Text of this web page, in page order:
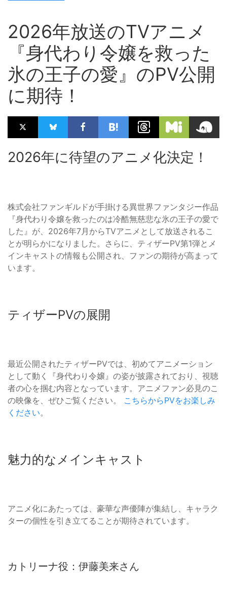
2026年放送のTVアニメ
『身代わり令嬢を救った
氷の王子の愛』のPV公開
に期待！
2026年に待望のアニメ化決定！
株式会社ファンギルドが手掛ける異世界ファンタジー作品
『身代わり令嬢を救ったのは冷酷無慈悲な氷の王子の愛で
した』が、2026年7月からTVアニメとして放送されるこ
とが明らかになりました。さらに、ティザーPV第1弾とメ
インキャストの情報も公開され、ファンの期待が高まって
います。
ティザーPVの展開
最近公開されたティザーPVでは、初めてアニメーション
として動く『身代わり令嬢』の姿が披露されており、視聴
者の心を掴む内容となっています。アニメファン必見のこ
の映像を、ぜひご覧ください。 こちらからPVをお楽しみ
ください。
魅力的なメインキャスト
アニメ化にあたっては、豪華な声優陣が集結し、キャラク
ターの個性を引き立てることが期待されています。
カトリーナ役：伊藤美来さん